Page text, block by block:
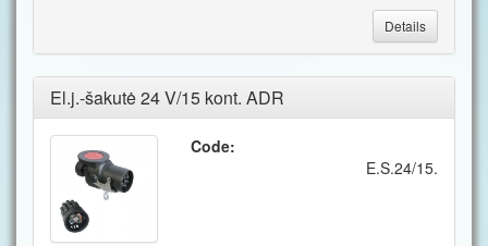
Details
El.j.-šakutė 24 V/15 kont. ADR
Code:
E.S.24/15.